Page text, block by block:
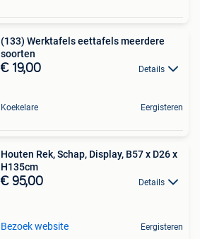
(133) Werktafels eettafels meerdere
soorten
€ 19,00 Details
Koekelare Eergisteren
Houten Rek, Schap, Display, B57 x D26 x
H135cm
€ 95,00 Details
Bezoek website Eergisteren